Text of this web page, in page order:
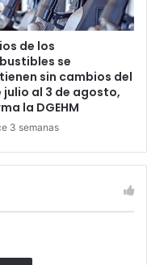
de los
se
sin cambios del
julio al 3 de agosto,
la DGEHM
3 semanas